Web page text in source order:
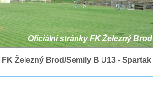
Oficiální stránky FK Železný Brod
Železný Brod/Semily B U13 - Spartak